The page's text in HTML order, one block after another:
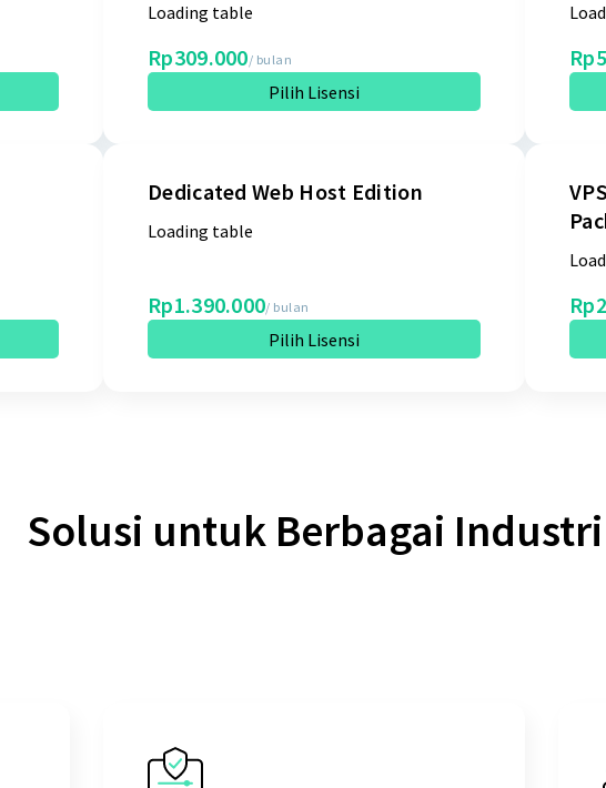
Loading table
Rp309.000/ bulan
Pilih Lisensi
Dedicated Web Host Edition
Loading table
Rp1.390.000/ bulan
Pilih Lisensi
Solusi untuk Berbagai Industri